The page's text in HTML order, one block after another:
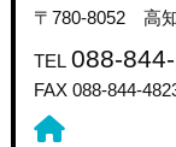
〒780-8052 高
TEL 088-
FAX 088-844-